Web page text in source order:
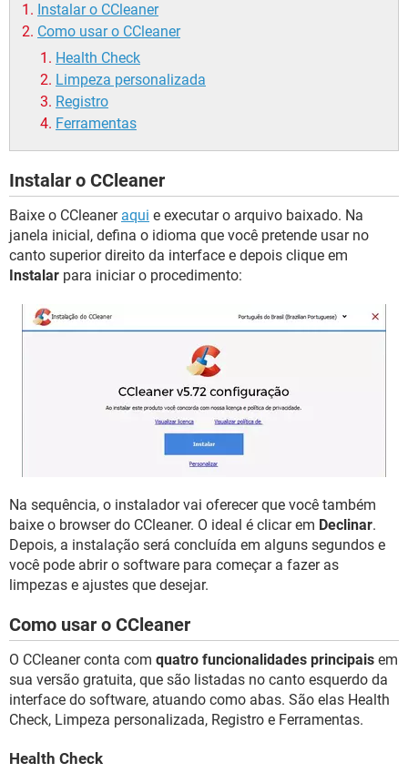
Instalar o CCleaner
Como usar o CCleaner
Health Check
Limpeza personalizada
Registro
Ferramentas
Instalar o CCleaner
Baixe o CCleaner aqui e executar o arquivo baixado. Na
janela inicial, defina o idioma que você pretende usar no
canto superior direito da interface e depois clique em
Instalar para iniciar o procedimento:
Na sequência, o instalador vai oferecer que você também
baixe o browser do CCleaner. O ideal é clicar em Declinar.
Depois, a instalação será concluída em alguns segundos e
você pode abrir o software para começar a fazer as
limpezas e ajustes que desejar.
Como usar o CCleaner
O CCleaner conta com quatro funcionalidades principais em
sua versão gratuita, que são listadas no canto esquerdo da
interface do software, atuando como abas. São elas Health
Check, Limpeza personalizada, Registro e Ferramentas.
Health Check